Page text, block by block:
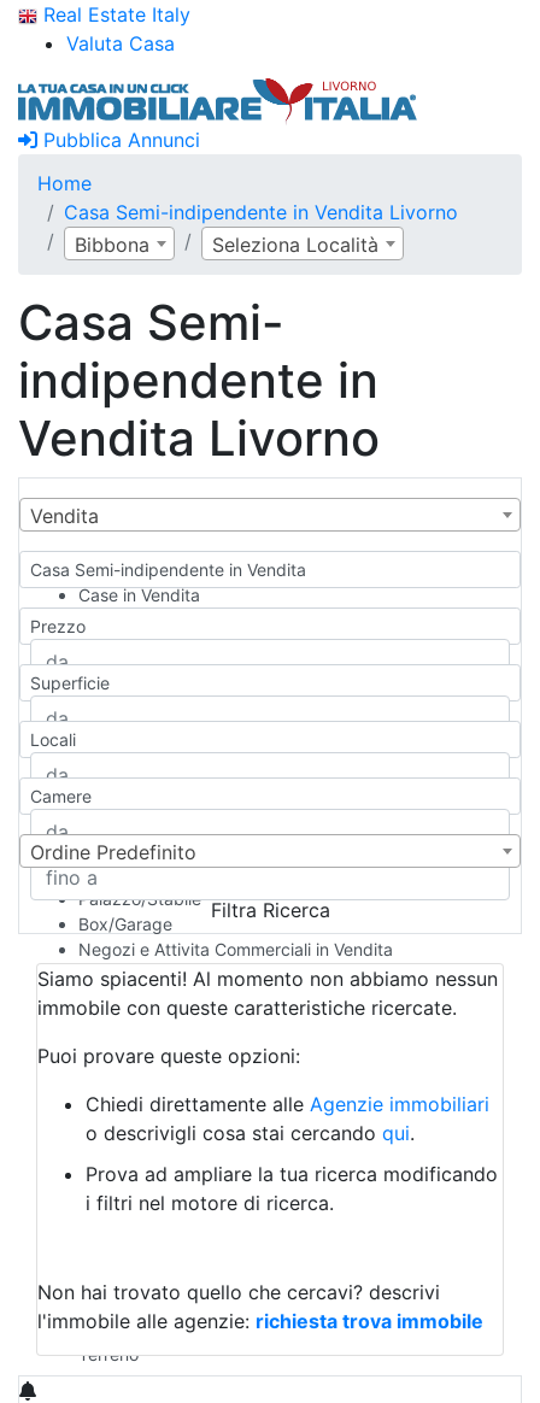
Real Estate Italy
Valuta Casa
Pubblica Annunci
Home
Casa Semi-indipendente in Vendita Livorno
Bibbona
Seleziona Località
Casa Semi-
indipendente in
Vendita Livorno
Vendita
Casa Semi-indipendente in Vendita
Case in Vendita
Qualsiasi
Appartamento
Casa indipendente
Casa Semi-indipendente
Attico/Mansarda
Rustico/Casale
Camera d'Albergo
Multiproprietà
Palazzo/Stabile
Box/Garage
Negozi e Attivita Commerciali in Vendita
Qualsiasi
Attività/Licenza Commerciale
Azienda Agricola
Bar/Ristorante
Albergo
Laboratorio Artigianale
Negozio/locale commerciale
Agriturismo
Magazzini
Qualsiasi
Terreno edificabile
Terreno
Prezzo
Superficie
Locali
Camere
Ordine Predefinito
Filtra Ricerca
Siamo spiacenti! Al momento non abbiamo nessun
immobile con queste caratteristiche ricercate.
Puoi provare queste opzioni:
Chiedi direttamente alle Agenzie immobiliari
o descrivigli cosa stai cercando qui.
Prova ad ampliare la tua ricerca modificando
i filtri nel motore di ricerca.
Non hai trovato quello che cercavi? descrivi
l'immobile alle agenzie: richiesta trova immobile